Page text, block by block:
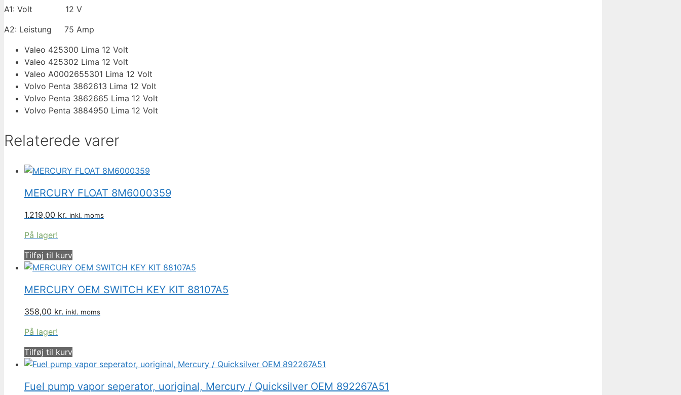
5.0
5.7
3862613
3884950
VBP-
antal
A1: Volt 12 V
A2: Leistung 75 Amp
Valeo 425300 Lima 12 Volt
Valeo 425302 Lima 12 Volt
Valeo A0002655301 Lima 12 Volt
Volvo Penta 3862613 Lima 12 Volt
Volvo Penta 3862665 Lima 12 Volt
Volvo Penta 3884950 Lima 12 Volt
Relaterede varer
MERCURY FLOAT 8M6000359
1.219,00 kr. inkl. moms
På lager!
Tilføj til kurv
MERCURY OEM SWITCH KEY KIT 88107A5
358,00 kr. inkl. moms
På lager!
Tilføj til kurv
Fuel pump vapor seperator, uoriginal, Mercury / Quicksilver OEM 892267A51